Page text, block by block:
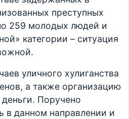
преступных
259 молодых людей и
категории – ситуация
уличного хулиганства
а также организацию
Поручено
в данном направлении и